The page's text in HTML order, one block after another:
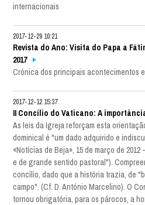
internacionais
2017-12-29 10:21
Revista do Ano: Visita do Papa a
2017
Crónica dos principais acontecimentos
2017-12-12 15:37
II Concílio do Vaticano: A
As leis da Igreja reforçam esta
dominical é "um dado adquirido e
«Notícias de Beja», 15 de março de
e de grande sentido pastoral").
concílio, dado que a história trazia, de
campo". (Cf. D. António Marcelino). O
tornou obrigatória, para os párocos, a